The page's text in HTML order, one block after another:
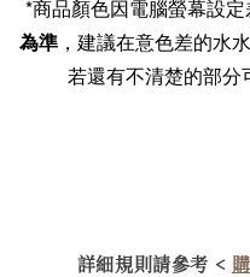
*商品顏色因電腦螢幕設
為準 ，建議在意色差的水
詳細規則請參考 <